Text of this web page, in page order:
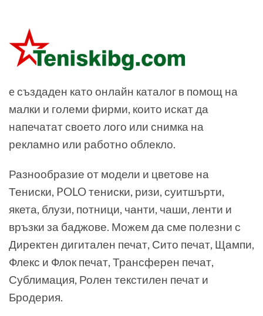
e създаден като онлайн каталог в помощ на
малки и големи фирми, които искат да
напечатат своето лого или снимка на
рекламно или работно облекло.
Разнообразие от модели и цветове на
Тениски, POLO тениски, ризи, суитшърти,
якета, блузи, потници, чанти, чаши, ленти и
връзки за баджове. Можем да сме полезни с
Директен дигитален печат, Сито печат, Щампи,
Флекс и Флок печат, Трансферен печат,
Сублимация, Ролен текстилен печат и
Бродерия.